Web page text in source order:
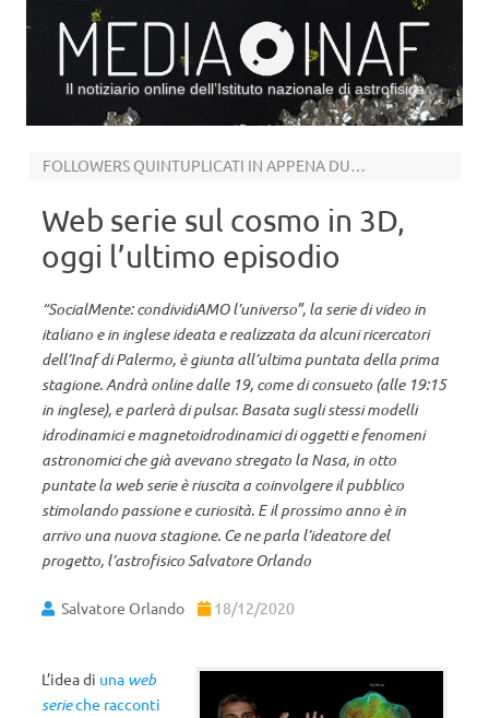
Il notiziario online dell’Istituto nazionale di astrofisica
FOLLOWERS QUINTUPLICATI IN APPENA DUE MESI
Web serie sul cosmo in 3D,
oggi l’ultimo episodio
“SocialMente: condividiAMO l’universo”, la serie di video in
italiano e in inglese ideata e realizzata da alcuni ricercatori
dell’Inaf di Palermo, è giunta all’ultima puntata della prima
stagione. Andrà online dalle 19, come di consueto (alle 19:15
in inglese), e parlerà di pulsar. Basata sugli stessi modelli
idrodinamici e magnetoidrodinamici di oggetti e fenomeni
astronomici che già avevano stregato la Nasa, in otto
puntate la web serie è riuscita a coinvolgere il pubblico
stimolando passione e curiosità. E il prossimo anno è in
arrivo una nuova stagione. Ce ne parla l’ideatore del
progetto, l’astrofisico Salvatore Orlando
Salvatore Orlando 18/12/2020
L’idea di una web
serieche racconti